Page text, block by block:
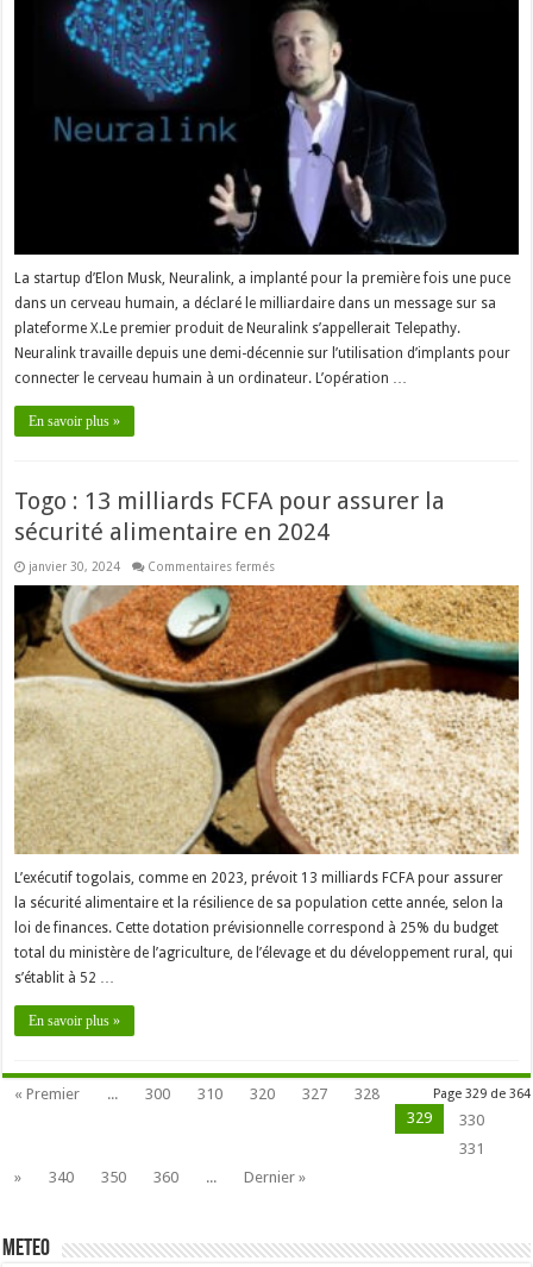
Le
premier
humain
a
reçu
un
implant
dans
cerveau
La startup d’Elon Musk, Neuralink, a implanté pour la première fois une puce
dans un cerveau humain, a déclaré le milliardaire dans un message sur sa
plateforme X.Le premier produit de Neuralink s’appellerait Telepathy.
Neuralink travaille depuis une demi-décennie sur l’utilisation d’implants pour
connecter le cerveau humain à un ordinateur. L’opération …
En savoir plus »
Togo : 13 milliards FCFA pour assurer la
sécurité alimentaire en 2024
janvier 30, 2024 Commentaires ferméssur
:
13
milliards
FCFA
pour
assurer
la
sécurité
alimentaire
en
2024
L’exécutif togolais, comme en 2023, prévoit 13 milliards FCFA pour assurer
la sécurité alimentaire et la résilience de sa population cette année, selon la
loi de finances. Cette dotation prévisionnelle correspond à 25% du budget
total du ministère de l’agriculture, de l’élevage et du développement rural, qui
s’établit à 52 …
En savoir plus »
Page 329 de 364
« Premier ... 300 310 320 327
328
329
330
331
»
340 350 360 ... Dernier »
METEO